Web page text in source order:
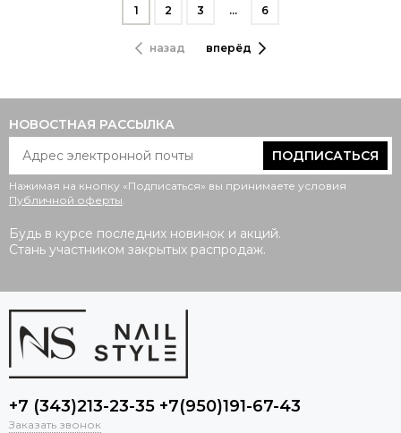
назад
1 2 3 … 6
вперёд
НОВОСТНАЯ РАССЫЛКА
ПОДПИСАТЬСЯ
Нажимая на кнопку «Подписаться» вы принимаете условия
Публичной оферты.
Будь в курсе последних новинок и акций.
Стань участником закрытых распродаж.
+7 (343)213-23-35 +7(950)191-67-43
Заказать звонок